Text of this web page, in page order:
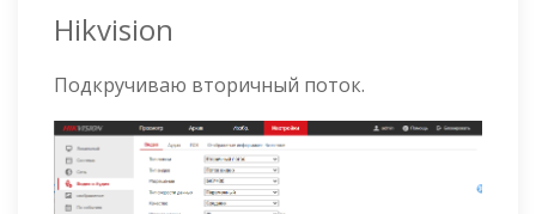
Hikvision
Подкручиваю вторичный поток.